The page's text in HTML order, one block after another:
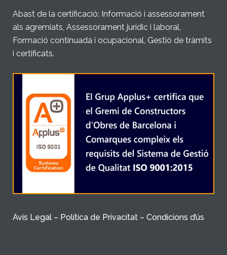
Abast de la certificació: Informació i assessorament
als agremiats, Assessorament jurídic i laboral,
Formació continuada i ocupacional, Gestió de tràmits
i certificats.
Avís Legal – Política de Privacitat – Condicions d’ús